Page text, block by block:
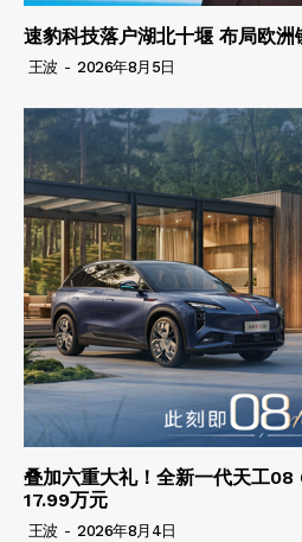
速豹科技落户湖北十堰 布局欧
王波 - 2026年8月5日
叠加六重大礼！全新一代天工
17.99万元
王波 - 2026年8月4日